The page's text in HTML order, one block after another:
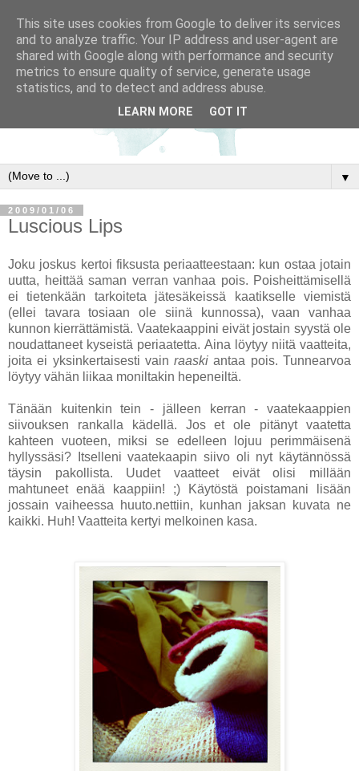
▼
2009/01/06
Luscious Lips
Joku joskus kertoi fiksusta periaatteestaan: kun ostaa jotain
uutta, heittää saman verran vanhaa pois. Poisheittämisellä
ei tietenkään tarkoiteta jätesäkeissä kaatikselle viemistä
(ellei tavara tosiaan ole siinä kunnossa), vaan vanhaa
kunnon kierrättämistä. Vaatekaappini eivät jostain syystä ole
noudattaneet kyseistä periaatetta. Aina löytyy niitä vaatteita,
joita ei yksinkertaisesti vainraaskiantaa pois. Tunnearvoa
löytyy vähän liikaa moniltakin hepeneiltä.
Tänään kuitenkin tein - jälleen kerran - vaatekaappien
siivouksen rankalla kädellä. Jos et ole pitänyt vaatetta
kahteen vuoteen, miksi se edelleen lojuu perimmäisenä
hyllyssäsi? Itselleni vaatekaapin siivo oli nyt käytännössä
täysin pakollista. Uudet vaatteet eivät olisi millään
mahtuneet enää kaappiin! ;) Käytöstä poistamani lisään
jossain vaiheessa huuto.nettiin, kunhan jaksan kuvata ne
kaikki. Huh! Vaatteita kertyi melkoinen kasa.
This site uses cookies from Google to deliver its services
and to analyze traffic. Your IP address and user-agent are
shared with Google along with performance and security
metrics to ensure quality of service, generate usage
statistics, and to detect and address abuse.
LEARN MORE GOT IT